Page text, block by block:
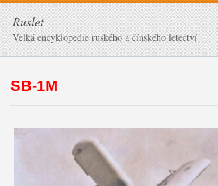
Ruslet
Velká encyklopedie ruského a čínského letectví
SB-1M